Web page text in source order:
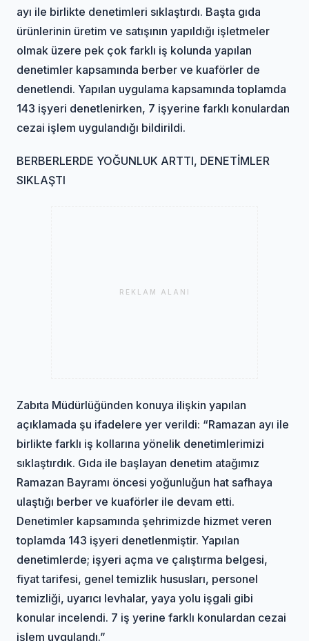
ayı ile birlikte denetimleri sıklaştırdı. Başta gıda
ürünlerinin üretim ve satışının yapıldığı işletmeler
olmak üzere pek çok farklı iş kolunda yapılan
denetimler kapsamında berber ve kuaförler de
denetlendi. Yapılan uygulama kapsamında toplamda
143 işyeri denetlenirken, 7 işyerine farklı konulardan
cezai işlem uygulandığı bildirildi.
BERBERLERDE YOĞUNLUK ARTTI, DENETİMLER
SIKLAŞTI
REKLAM ALANI
Zabıta Müdürlüğünden konuya ilişkin yapılan
açıklamada şu ifadelere yer verildi: “Ramazan ayı ile
birlikte farklı iş kollarına yönelik denetimlerimizi
sıklaştırdık. Gıda ile başlayan denetim atağımız
Ramazan Bayramı öncesi yoğunluğun hat safhaya
ulaştığı berber ve kuaförler ile devam etti.
Denetimler kapsamında şehrimizde hizmet veren
toplamda 143 işyeri denetlenmiştir. Yapılan
denetimlerde; işyeri açma ve çalıştırma belgesi,
fiyat tarifesi, genel temizlik hususları, personel
temizliği, uyarıcı levhalar, yaya yolu işgali gibi
konular incelendi. 7 iş yerine farklı konulardan cezai
işlem uygulandı.”